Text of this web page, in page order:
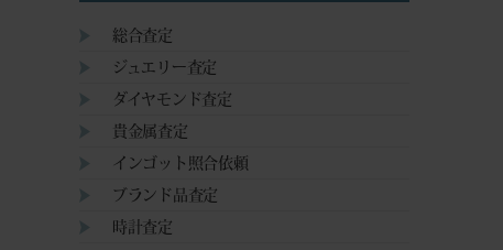
総合査定
ジュエリー査定
ダイヤモンド査定
貴金属査定
インゴット照合依頼
ブランド品査定
時計査定